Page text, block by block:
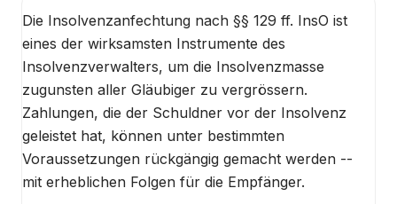
Die Insolvenzanfechtung nach §§ 129 ff. InsO ist
eines der wirksamsten Instrumente des
Insolvenzverwalters, um die Insolvenzmasse
zugunsten aller Gläubiger zu vergrössern.
Zahlungen, die der Schuldner vor der Insolvenz
geleistet hat, können unter bestimmten
Voraussetzungen rückgängig gemacht werden --
mit erheblichen Folgen für die Empfänger.